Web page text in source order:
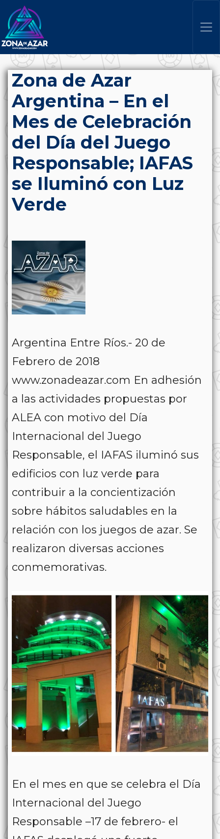
Zona de Azar
Argentina – En el
Mes de Celebración
del Día del Juego
Responsable; IAFAS
se Iluminó con Luz
Verde
Argentina Entre Ríos.- 20 de
Febrero de 2018
www.zonadeazar.com En adhesión
a las actividades propuestas por
ALEA con motivo del Día
Internacional del Juego
Responsable, el IAFAS iluminó sus
edificios con luz verde para
contribuir a la concientización
sobre hábitos saludables en la
relación con los juegos de azar. Se
realizaron diversas acciones
conmemorativas.
En el mes en que se celebra el Día
Internacional del Juego
Responsable –17 de febrero- el